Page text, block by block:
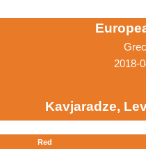
2018-
Kavjaradze,
Red